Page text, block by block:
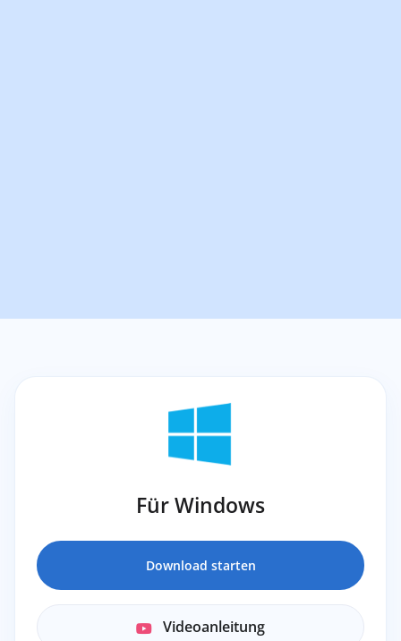
Für Windows
Download starten
Videoanleitung